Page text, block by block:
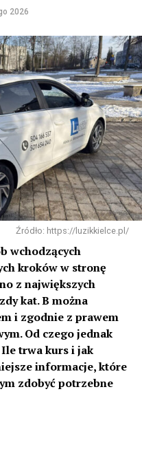
2026
Źródło: https://luzikkielce.pl/
wchodzących
kroków w stronę
z największych
kat. B można
i zgodnie z prawem
Od czego jednak
trwa kurs i jak
informacje, które
zdobyć potrzebne